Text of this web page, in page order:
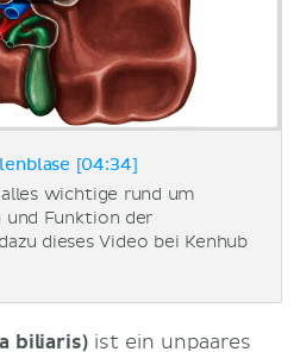
[04:34]
wichtige rund um
Funktion der
dieses Video bei Kenhub
biliaris)ist ein unpaares